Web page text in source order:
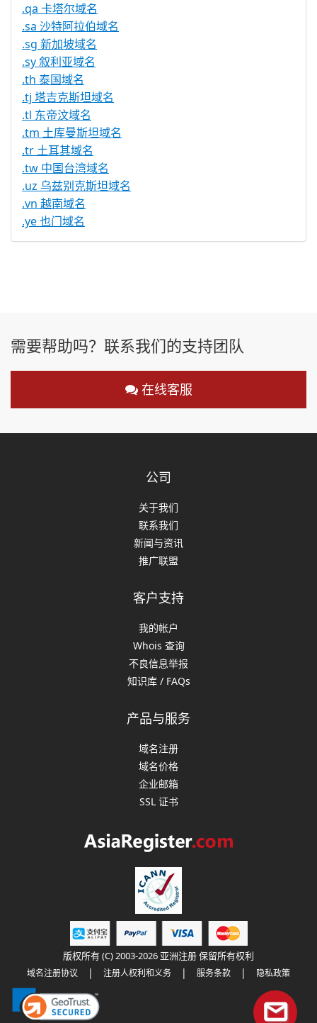
.qa 卡塔尔域名
.sa 沙特阿拉伯域名
.sg 新加坡域名
.sy 叙利亚域名
.th 泰国域名
.tj 塔吉克斯坦域名
.tl 东帝汶域名
.tm 土库曼斯坦域名
.tr 土耳其域名
.tw 中国台湾域名
.uz 乌兹别克斯坦域名
.vn 越南域名
.ye 也门域名
需要帮助吗？联系我们的支持团队
在线客服
公司
关于我们
联系我们
新闻与资讯
推广联盟
客户支持
我的帐户
Whois 查询
不良信息举报
知识库 / FAQs
产品与服务
域名注册
域名价格
企业邮箱
SSL 证书
版权所有 (C) 2003-2026 亚洲注册 保留所有权利
域名注册协议 | 注册人权利和义务 | 服务条款 | 隐私政策